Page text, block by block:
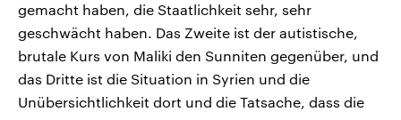
gemacht haben, die Staatlichkeit sehr, sehr
geschwächt haben. Das Zweite ist der autistische,
brutale Kurs von Maliki den Sunniten gegenüber, und
das Dritte ist die Situation in Syrien und die
Unübersichtlichkeit dort und die Tatsache, dass die